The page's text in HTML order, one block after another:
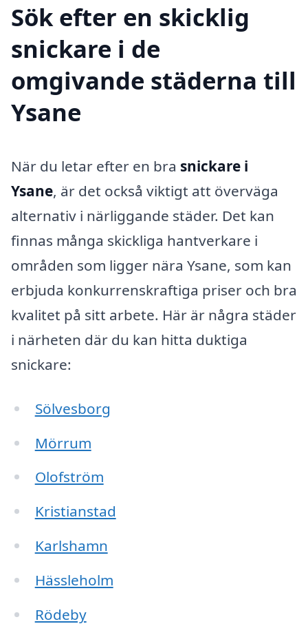
Sök efter en skicklig
snickare i de
omgivande städerna till
Ysane
När du letar efter en bra snickare i
Ysane, är det också viktigt att överväga
alternativ i närliggande städer. Det kan
finnas många skickliga hantverkare i
områden som ligger nära Ysane, som kan
erbjuda konkurrenskraftiga priser och bra
kvalitet på sitt arbete. Här är några städer
i närheten där du kan hitta duktiga
snickare:
Sölvesborg
Mörrum
Olofström
Kristianstad
Karlshamn
Hässleholm
Rödeby